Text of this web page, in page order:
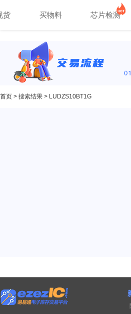
货 买物料 芯片检测
首页 > 搜索结果 > LUDZS10BT1G